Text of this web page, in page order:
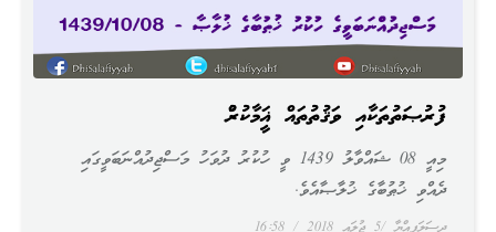
ފުރުޞަތުތަކާއި ވަޤުތުތައް ޣަނީމާކުރުން
މިއީ 08 ޝައްވާލު 1439 ވީ ހުކުރު ދުވަހު މަސްޖިދުއްނަބަވީގައި
ދެއްވި ޚުޠުބާގެ ޚުލާޞާއެވެ.